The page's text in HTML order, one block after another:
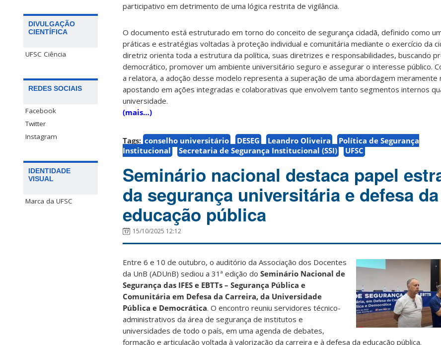
DIVULGAÇÃO
CIENTÍFICA
UFSC Ciência
REDES SOCIAIS
Facebook
Twitter
Instagram
IDENTIDADE
VISUAL
Marca da UFSC
participativo em detrimento de uma lógica restrita de vigilância.
O documento está estruturado em torno do conceito de segurança cidadã, definido como
práticas e estratégias voltadas à proteção individual e comunitária mediante o exercício da
diretriz orienta toda a estrutura da política, suas diretrizes e responsabilidades, buscando
democrático, promover um ambiente universitário seguro e assegurar o interesse público.
a relatora, a adoção desse modelo representa a superação de uma abordagem meramente
apostando em ações integradas e colaborativas que envolvem tanto segmentos internos
universidade.
(mais…)
Tags: conselho universitário DESEG Leandro Oliveira
Política de Segurança
Institucional
Secretaria de Segurança Institucional (SSI) UFSC
Seminário nacional destaca papel
da segurança universitária e defesa da
educação pública
15/10/2025 12:12
Entre 6 e 10 de outubro, o auditório da Associação dos Docentes
da UnB (ADUnB) sediou a 31ª edição do Seminário Nacional de
Segurança das IFES e EBTTs – Segurança Pública e
Comunitária em Defesa da Carreira, da Universidade
Pública e Democrática. O encontro reuniu servidores técnico-
administrativos da área de segurança de institutos e
universidades de todo o país, em uma agenda de debates,
formação e articulação voltada à valorização da carreira e à defesa da educação pública.